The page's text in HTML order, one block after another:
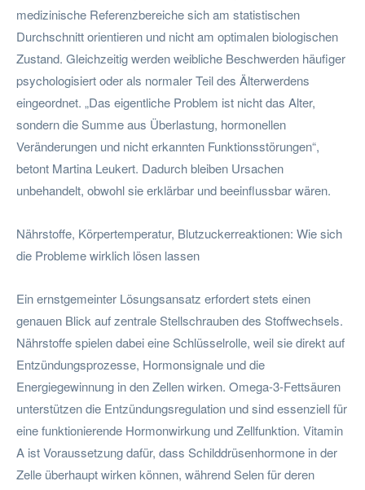
medizinische Referenzbereiche sich am statistischen
Durchschnitt orientieren und nicht am optimalen biologischen
Zustand. Gleichzeitig werden weibliche Beschwerden häufiger
psychologisiert oder als normaler Teil des Älterwerdens
eingeordnet. „Das eigentliche Problem ist nicht das Alter,
sondern die Summe aus Überlastung, hormonellen
Veränderungen und nicht erkannten Funktionsstörungen“,
betont Martina Leukert. Dadurch bleiben Ursachen
unbehandelt, obwohl sie erklärbar und beeinflussbar wären.
Nährstoffe, Körpertemperatur, Blutzuckerreaktionen: Wie sich
die Probleme wirklich lösen lassen
Ein ernstgemeinter Lösungsansatz erfordert stets einen
genauen Blick auf zentrale Stellschrauben des Stoffwechsels.
Nährstoffe spielen dabei eine Schlüsselrolle, weil sie direkt auf
Entzündungsprozesse, Hormonsignale und die
Energiegewinnung in den Zellen wirken. Omega-3-Fettsäuren
unterstützen die Entzündungsregulation und sind essenziell für
eine funktionierende Hormonwirkung und Zellfunktion. Vitamin
A ist Voraussetzung dafür, dass Schilddrüsenhormone in der
Zelle überhaupt wirken können, während Selen für deren